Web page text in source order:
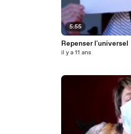
5:55
Repenser l'universel
il y a 11 ans